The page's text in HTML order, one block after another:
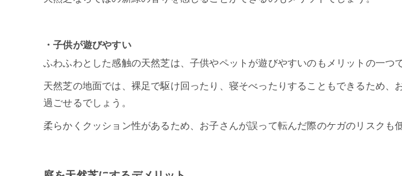
・子供が遊びやすい
ふわふわとした感触の天然芝は、子供やペットが遊びやすいのもメリットの一つで
天然芝の地面では、裸足で駆け回ったり、寝そべったりすることもできるため、
過ごせるでしょう。
柔らかくクッション性があるため、お子さんが誤って転んだ際のケガのリスクも